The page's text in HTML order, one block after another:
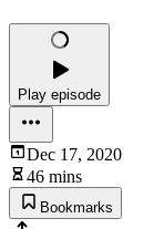
Play episode
Dec 17, 2020
46 mins
Bookmarks